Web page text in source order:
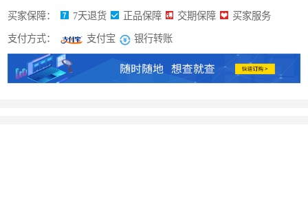
买家保障： 7天退货 正品保障 交期保障 买家服务
支付方式： 支付宝 银行转账